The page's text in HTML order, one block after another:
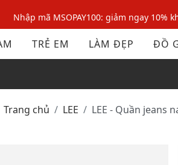
Nhập mã MSOPAY100: giảm ngay 10%
Nhập mã: MSOXINCHAO - Giảm 10%
Nhập mã MSOPAY100: giảm ngay 10%
TRẺ EM LÀM ĐẸP ĐỒ
Trang chủ LEE LEE - Quần jeans